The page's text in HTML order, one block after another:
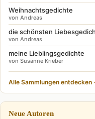
Weihnachtsgedichte
von Andreas
die schönsten
von Andreas
meine Lieblingsgedichte
von Susanne Krieber
Alle Sammlungen entdecken
Neue Autoren